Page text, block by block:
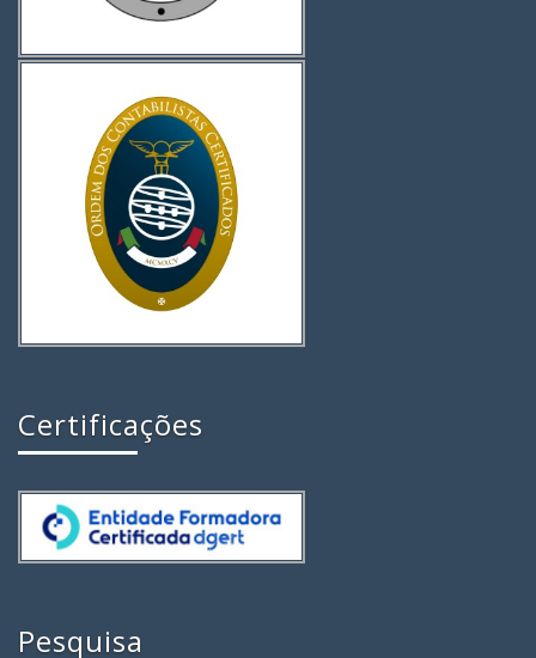
Certificações
Pesquisa